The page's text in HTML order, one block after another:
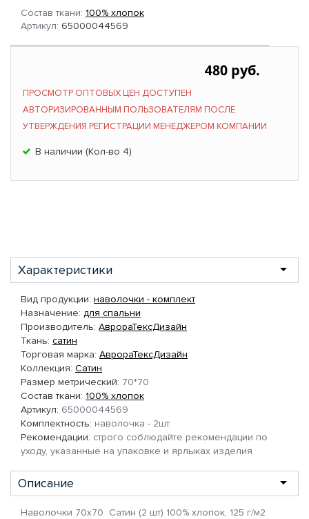
Состав ткани: 100% хлопок
Артикул: 65000044569
480 руб.
ПРОСМОТР ОПТОВЫХ ЦЕН ДОСТУПЕН
АВТОРИЗИРОВАННЫМ ПОЛЬЗОВАТЕЛЯМ ПОСЛЕ
УТВЕРЖДЕНИЯ РЕГИСТРАЦИИ МЕНЕДЖЕРОМ КОМПАНИИ
В наличии (Кол-во 4)
Характеристики
Вид продукции: наволочки - комплект
Назначение: для спальни
Производитель: АврораТексДизайн
Ткань: сатин
Торговая марка: АврораТексДизайн
Коллекция: Сатин
Размер метрический: 70*70
Состав ткани: 100% хлопок
Артикул: 65000044569
Комплектность: наволочка - 2шт.
Рекомендации: строго соблюдайте рекомендации по
уходу, указанные на упаковке и ярлыках изделия
Описание
Наволочки 70х70 Сатин (2 шт) 100% хлопок, 125 г/м2